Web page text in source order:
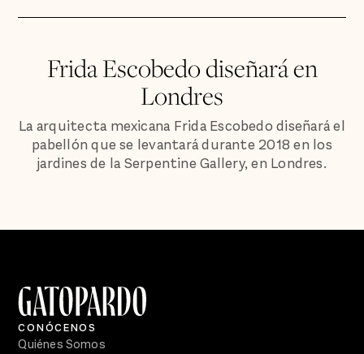
Frida Escobedo diseñará en
Londres
La arquitecta mexicana Frida Escobedo diseñará el
pabellón que se levantará durante 2018 en los
jardines de la Serpentine Gallery, en Londres.
CONÓCENOS
Quiénes Somos